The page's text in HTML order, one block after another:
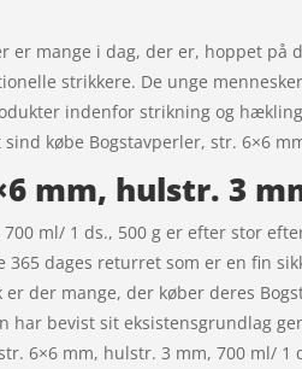
er mange i dag, der er, hoppet
strikkere. De unge
indenfor strikning og
købe Bogstavperler, str. 6×6
mm, hulstr. 3
ml/ 1 ds., 500 g er efter stor
dages returret som er en fin
der mange, der køber deres
har bevist sit eksistensgrundlag
6×6 mm, hulstr. 3 mm, 700 ml/